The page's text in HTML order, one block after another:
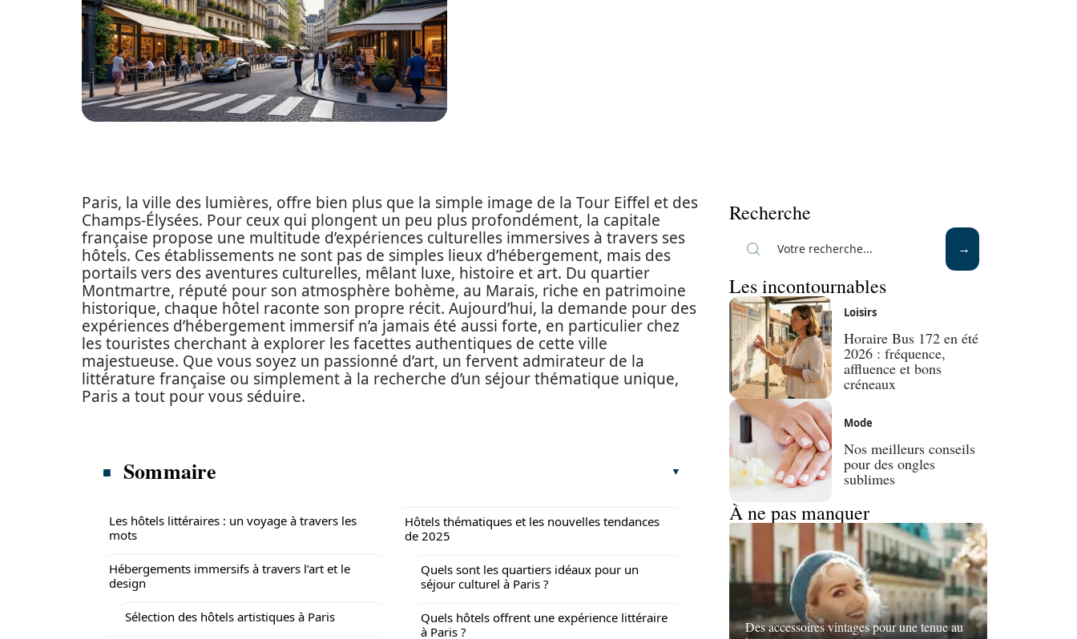
Paris, la ville des lumières, offre bien plus que la simple image de la Tour Eiffel et des
Champs-Élysées. Pour ceux qui plongent un peu plus profondément, la capitale
française propose une multitude d’expériences culturelles immersives à travers ses
hôtels. Ces établissements ne sont pas de simples lieux d’hébergement, mais des
portails vers des aventures culturelles, mêlant luxe, histoire et art. Du quartier
Montmartre, réputé pour son atmosphère bohème, au Marais, riche en patrimoine
historique, chaque hôtel raconte son propre récit. Aujourd’hui, la demande pour des
expériences d’hébergement immersif n’a jamais été aussi forte, en particulier chez
les touristes cherchant à explorer les facettes authentiques de cette ville
majestueuse. Que vous soyez un passionné d’art, un fervent admirateur de la
littérature française ou simplement à la recherche d’un séjour thématique unique,
Paris a tout pour vous séduire.
Sommaire
Les hôtels littéraires : un voyage à travers les
mots
Hébergements immersifs à travers l’art et le
design
Sélection des hôtels artistiques à Paris
Hôtels thématiques et les nouvelles tendances
de 2025
Quels sont les quartiers idéaux pour un
séjour culturel à Paris ?
Quels hôtels offrent une expérience littéraire
à Paris ?
Recherche
Les incontournables
Loisirs
Horaire Bus 172 en été
2026 : fréquence,
affluence et bons
créneaux
Mode
Nos meilleurs conseils
pour des ongles
sublimes
À ne pas manquer
Des accessoires vintages pour une tenue au